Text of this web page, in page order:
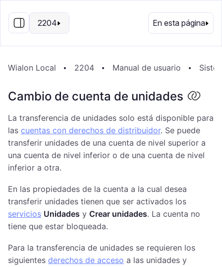
ES
2204 En esta página
Wialon Local 2204 Manual de usuario
Cambio de cuenta de unidades
La transferencia de unidades solo está disponible para
las cuentas con derechos de distribuidor. Se puede
transferir unidades de una cuenta de nivel superior a
una cuenta de nivel inferior o de una cuenta de nivel
inferior a otra.
En las propiedades de la cuenta a la cual desea
transferir unidades tienen que ser activados los
servicios Unidades y Crear unidades. La cuenta no
tiene que estar bloqueada.
Para la transferencia de unidades se requieren los
siguientes derechos de acceso a las unidades y